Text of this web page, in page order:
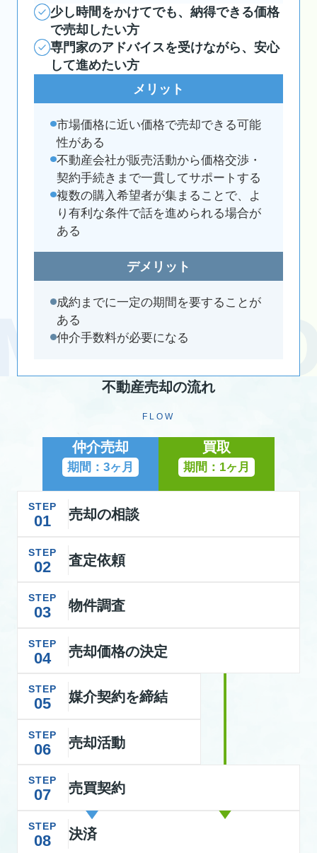
少し時間をかけてでも、納得できる価格
で売却したい方
専門家のアドバイスを受けながら、安心
して進めたい方
メリット
市場価格に近い価格で売却できる可能
性がある
不動産会社が販売活動から価格交渉・
契約手続きまで一貫してサポートする
複数の購入希望者が集まることで、よ
り有利な条件で話を進められる場合が
ある
デメリット
成約までに一定の期間を要することが
ある
仲介手数料が必要になる
不動産売却の流れ
FLOW
仲介売却
期間：3ヶ月
買取
期間：1ヶ月
STEP
01 売却の相談
STEP
02 査定依頼
STEP
03 物件調査
STEP
04 売却価格の決定
STEP
05 媒介契約を締結
STEP
06 売却活動
STEP
07 売買契約
STEP
08 決済